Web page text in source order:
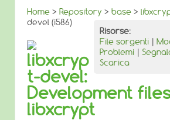
Home > Repository > base >
devel (i586)
Risorse:
File sorgenti |
Problemi |
Scarica
libxcryp
t-devel:
Development
libxcrypt